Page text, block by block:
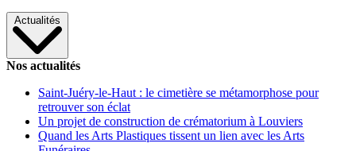
Actualités
Nos actualités
Saint-Juéry-le-Haut : le cimetière se métamorphose pour
retrouver son éclat
Un projet de construction de crématorium à Louviers
Quand les Arts Plastiques tissent un lien avec les Arts